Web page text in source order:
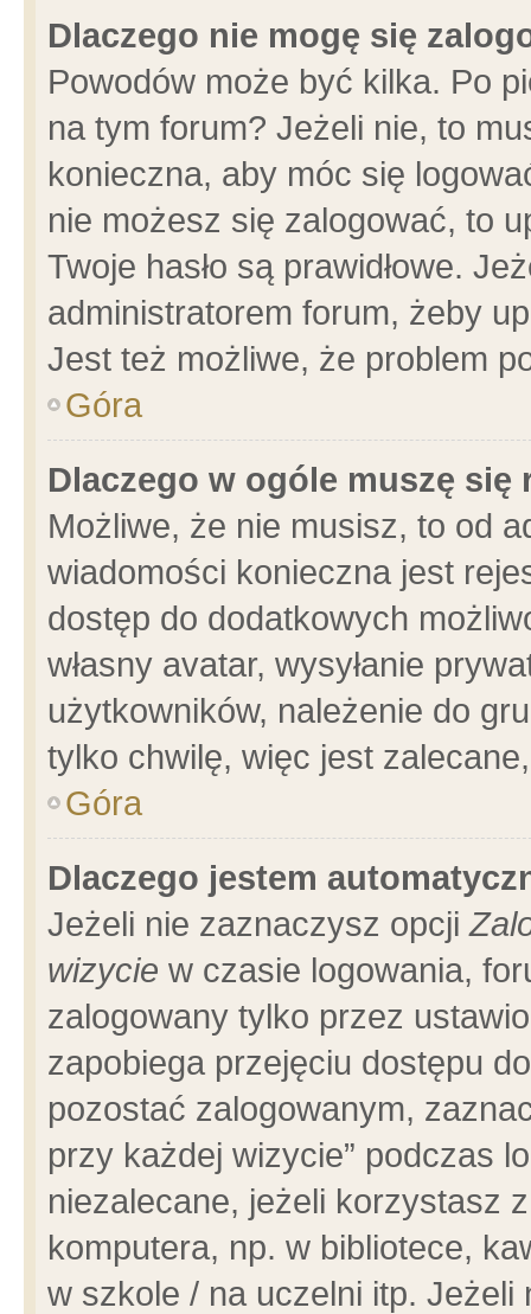
Dlaczego nie mogę się
Powodów może być kilka. Po
na tym forum? Jeżeli nie, to
konieczna, aby móc się
nie możesz się zalogować, to
Twoje hasło są prawidłowe.
administratorem forum, żeby
Jest też możliwe, że problem
Góra
Dlaczego w ogóle muszę się
Możliwe, że nie musisz, to od
wiadomości konieczna jest
dostęp do dodatkowych
własny avatar, wysyłanie
użytkowników, należenie do
tylko chwilę, więc jest
Góra
Dlaczego jestem
Jeżeli nie zaznaczysz opcji
wizycie w czasie logowania,
zalogowany tylko przez
zapobiega przejęciu dostępu
pozostać zalogowanym,
przy każdej wizycie” podczas
niezalecane, jeżeli korzystasz
komputera, np. w bibliotece,
w szkole / na uczelni itp.